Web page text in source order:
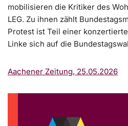
mobilisieren die Kritiker des
LEG. Zu ihnen zählt
Protest ist Teil einer
Linke sich auf die
Aachener Zeitung, 25.05.2026